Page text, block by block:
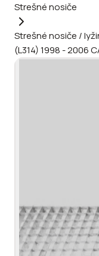
Strešné nosiče
Strešné nosiče /
(L314) 1998 - 2006